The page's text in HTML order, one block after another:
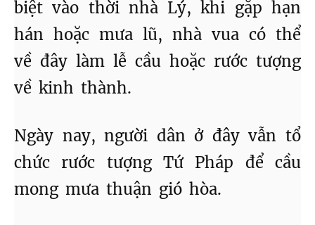
biệt vào thời nhà Lý, khi gặp hạn
hán hoặc mưa lũ, nhà vua có thể
về đây làm lễ cầu hoặc rước tượng
về kinh thành.
Ngày nay, người dân ở đây vẫn tổ
chức rước tượng Tứ Pháp để cầu
mong mưa thuận gió hòa.